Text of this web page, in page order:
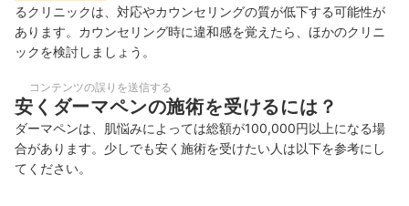
るクリニックは、対応やカウンセリングの質が低下する可能性が
あります。カウンセリング時に違和感を覚えたら、ほかのクリニ
ックを検討しましょう。
コンテンツの誤りを送信する
安くダーマペンの施術を受けるには？
ダーマペンは、肌悩みによっては総額が100,000円以上になる場
合があります。少しでも安く施術を受けたい人は以下を参考にし
てください。